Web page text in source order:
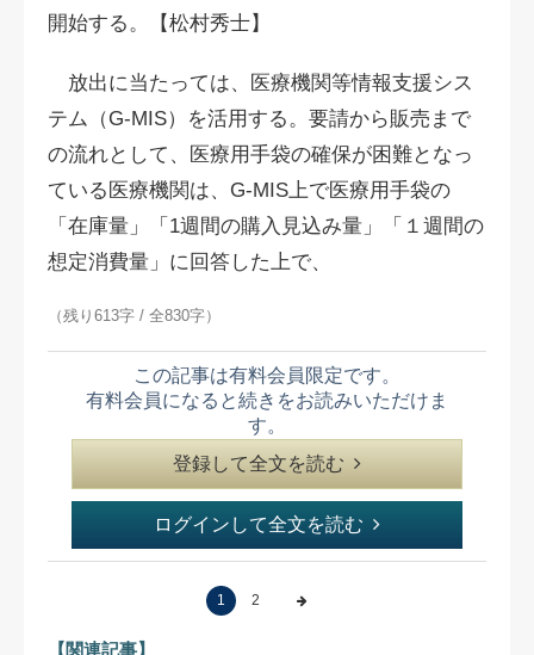
開始する。【松村秀士】
放出に当たっては、医療機関等情報支援シス
テム（G-MIS）を活用する。要請から販売まで
の流れとして、医療用手袋の確保が困難となっ
ている医療機関は、G-MIS上で医療用手袋の
「在庫量」「1週間の購入見込み量」「１週間の
想定消費量」に回答した上で、
（残り613字 / 全830字）
この記事は有料会員限定です。
有料会員になると続きをお読みいただけま
す。
登録して全文を読む
ログインして全文を読む
1 2
【関連記事】